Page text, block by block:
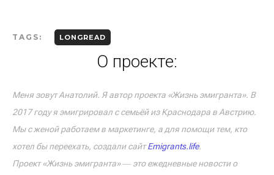
TAGS: LONGREAD
О проекте:
Меня зовут Анатолий. Я автор проекта «Жизнь эмигранта». В
2017 году я эмигрировал с семьёй из Краснодара в Австрию.
Мы с женой работаем в маркетинге, а для помощи тем, кто
хотел бы переехать, создали сайтEmigrants.life.
Проект «Жизнь эмигранта» ― это ежедневные новости о